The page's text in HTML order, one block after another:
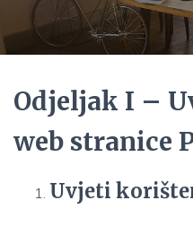
Odjeljak I –
web stranice
Uvjeti